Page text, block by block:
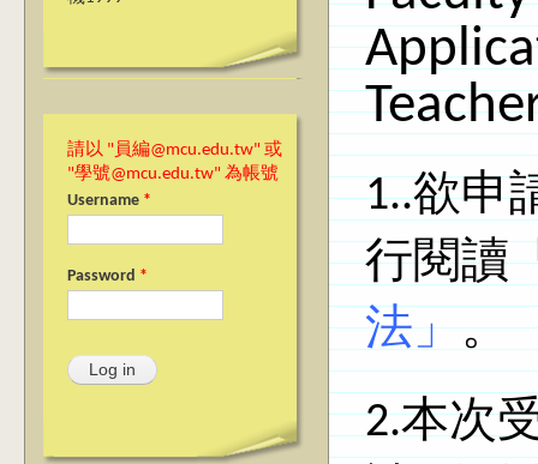
請以 "員編@mcu.edu.tw" 或
"學號@mcu.edu.tw" 為帳號
Username *
Password *
1..欲申
行閱讀
法」。
2.本次